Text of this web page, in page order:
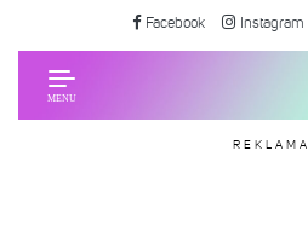
Facebook Instagram
REKLAMA